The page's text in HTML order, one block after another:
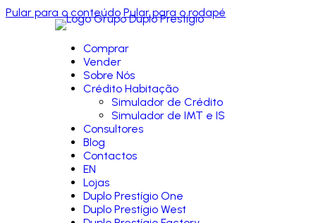
Pular para o conteúdo Pular para o rodapé
Comprar
Vender
Sobre Nós
Crédito Habitação
Simulador de Crédito
Simulador de IMT e IS
Consultores
Blog
Contactos
EN
Lojas
Duplo Prestígio One
Duplo Prestígio West